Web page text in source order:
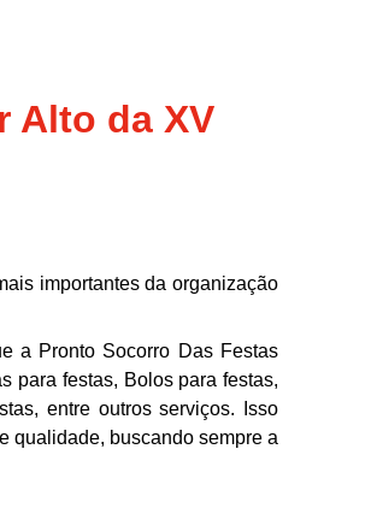
Alto da XV
importantes da organização
a Pronto Socorro Das Festas
para festas, Bolos para festas,
entre outros serviços. Isso
qualidade, buscando sempre a